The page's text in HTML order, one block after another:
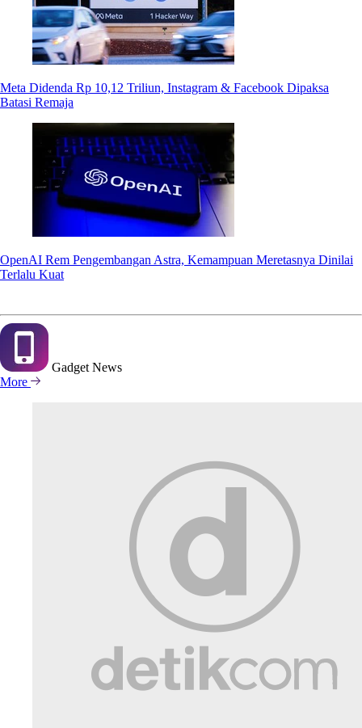
Meta Didenda Rp 10,12 Triliun, Instagram & Facebook Dipaksa
Batasi Remaja
OpenAI Rem Pengembangan Astra, Kemampuan Meretasnya Dinilai
Terlalu Kuat
Gadget News
More